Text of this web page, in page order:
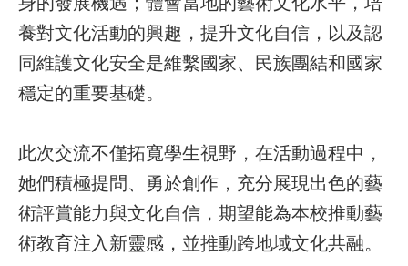
養對文化活動的興趣，提升文化自信，以及認
同維護文化安全是維繫國家、民族團結和國家
穩定的重要基礎。
此次交流不僅拓寬學生視野，在活動過程中，
她們積極提問、勇於創作，充分展現出色的藝
術評賞能力與文化自信，期望能為本校推動藝
術教育注入新靈感，並推動跨地域文化共融。